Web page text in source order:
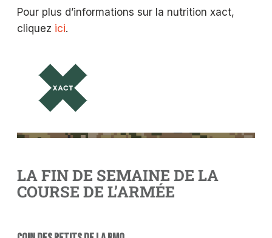
Pour plus d’informations sur la nutrition xact,
cliquez ici.
LA FIN DE SEMAINE DE LA
COURSE DE L’ARMÉE